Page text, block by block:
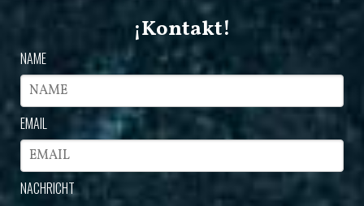
¡Kontakt!
NAME
EMAIL
NACHRICHT